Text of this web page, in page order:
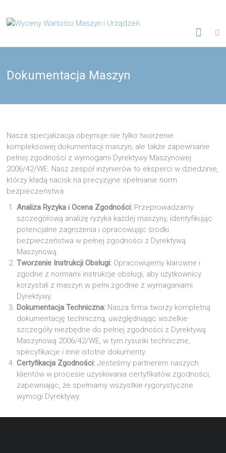
content
Wyceny
Wartości
Maszyn
Biuro
Rzeczoznawców,
opracowania
techniczne
Dokumentacja Maszyn
Nasza specjalizacja obejmuje nie tylko tworzenie
kompleksowej dokumentacji maszyn, ale także zapewnianie
pełnej zgodności z wymogami Dyrektywy Maszynowej
2006/42/WE. Nasz zespół inżynierów to eksperci w dziedzinie,
którzy kładą nacisk na precyzyjne spełnianie norm
bezpieczeństwa.
Analiza Ryzyka i Ocena Zgodności: Przeprowadzamy
szczegółową analizę ryzyka każdej maszyny, identyfikując
potencjalne zagrożenia i opracowując środki
bezpieczeństwa w pełnej zgodności z Dyrektywą
Maszynową.
Tworzenie Instrukcji Obsługi: Opracowujemy klarowne i
zgodne z normami instrukcje obsługi, aby użytkownicy
korzystali z maszyn w pełni zgodnie z wymaganiami
Dyrektywy.
Dokumentacja Techniczna: Nasza firma tworzy kompletną
dokumentację techniczną, uwzględniając wszelkie
szczegóły niezbędne do pełnej zgodności z Dyrektywą
Maszynową 2006/42/WE, w tym rysunki techniczne,
specyfikacje i inne istotne dokumenty.
Certyfikacja Zgodności: Jesteśmy partnerem naszych
klientów w procesie uzyskiwania certyfikatów zgodności,
zapewniając, że spełniamy wszystkie rygorystyczne
wymogi Dyrektywy.